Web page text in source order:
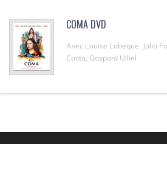
COMA DVD
Avec Louise Labeque, Julia
Casta, Gaspard Ulliel